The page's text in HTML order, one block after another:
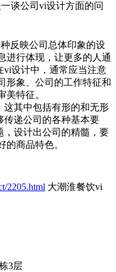
谈公司vi设计方面的问
反映公司总体印象的设
进行体现，让更多的人通
vi设计中，通常应当注意
形象、公司的工作特征和
美特征。
这其中包括有形的和无形
传递公司的各种基本要
，设计出公司的精髓，要
的商品特色。
2205.html 大潮淮餐饮vi
3层